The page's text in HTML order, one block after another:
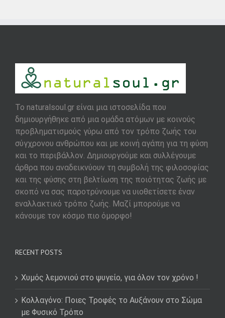
To naturalsoul.gr είναι μια ιστοσελίδα που
δημιουργήθηκε από μια ομάδα ατόμων με κοινούς
προβληματισμούς γύρω από τον τρόπο ζωής του
σύγχρονου ανθρώπου και με κοινή αγάπη για τη φύση
και το περιβάλλον. Δημιουργούμε και συλλέγουμε
άρθρα που αναδεικνύουν τη συμβολή της φιλοσοφίας
και της φύσης στη βελτίωση της ποιότητας ζωής με
σκοπό να σας παροτρύνουμε να υιοθετίσετε έναν
εναλλακτικό τρόπο ζωής. Μαζί μπορούμε να
κάνουμε τον κόσμο πιο όμορφο!
RECENT POSTS
Χυμός λεμονιού στο ψυγείο, για όλον τον χρόνο !
Κολλαγόνο: Ποιες Τροφές το Αυξάνουν στο Σώμα
με Φυσικό Τρόπο